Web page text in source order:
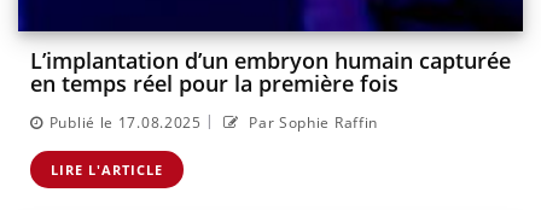
L’implantation d’un embryon humain capturée
en temps réel pour la première fois
Publié le 17.08.2025 | Par Sophie Raffin
LIRE L'ARTICLE